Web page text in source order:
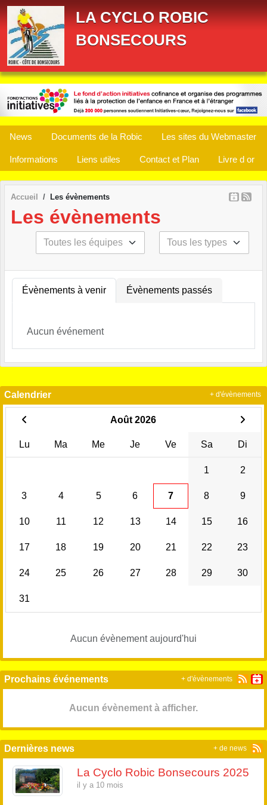
LA CYCLO ROBIC
BONSECOURS
News Documents de la Robic Les sites du Webmaster
Informations Liens utiles Contact et Plan Livre d or
Accueil Les évènements
Les évènements
Évènements à venir Évènements passés
Aucun événement
Calendrier
Août 2026
Lu Ma Me Je Ve Sa Di
1 2
3 4 5 6 7 8 9
10 11 12 13 14 15 16
17 18 19 20 21 22 23
24 25 26 27 28 29 30
31
Aucun évènement aujourd'hui
+ d'évènements
Prochains événements
Aucun évènement à afficher.
+ d'évènements
Dernières news
La Cyclo Robic Bonsecours 2025
il y a 10 mois
+ de news
Panneau de gestion des cookies